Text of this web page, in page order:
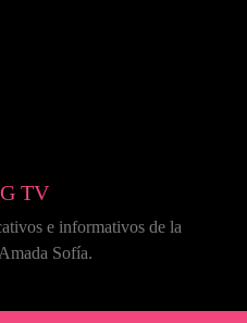
TV
e informativos de la
Sofía.